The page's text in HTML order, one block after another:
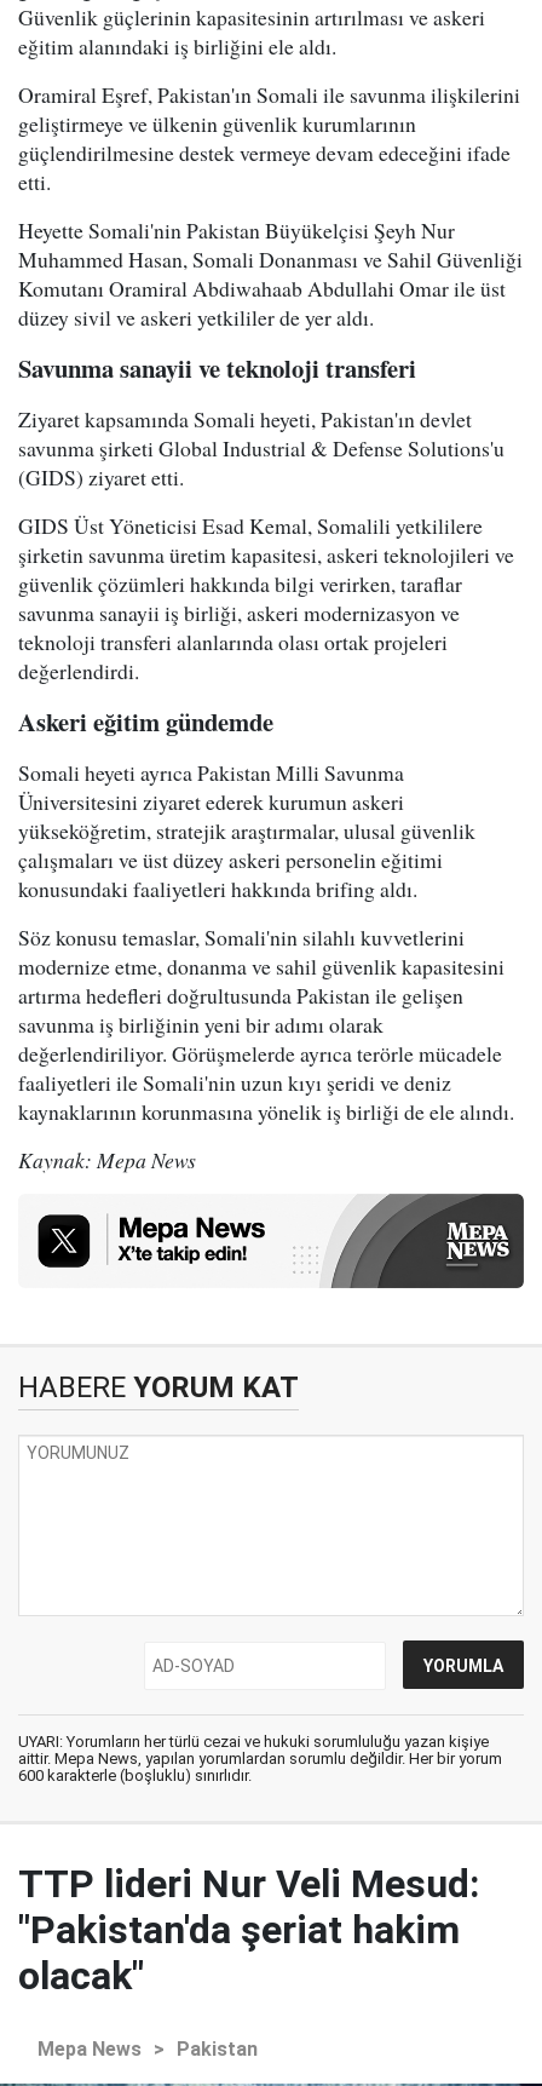
Güvenlik güçlerinin kapasitesinin artırılması ve askeri
eğitim alanındaki iş birliğini ele aldı.
Oramiral Eşref, Pakistan'ın Somali ile savunma ilişkilerini
geliştirmeye ve ülkenin güvenlik kurumlarının
güçlendirilmesine destek vermeye devam edeceğini ifade
etti.
Heyette Somali'nin Pakistan Büyükelçisi Şeyh Nur
Muhammed Hasan, Somali Donanması ve Sahil Güvenliği
Komutanı Oramiral Abdiwahaab Abdullahi Omar ile üst
düzey sivil ve askeri yetkililer de yer aldı.
Savunma sanayii ve teknoloji transferi
Ziyaret kapsamında Somali heyeti, Pakistan'ın devlet
savunma şirketi Global Industrial & Defense Solutions'u
(GIDS) ziyaret etti.
GIDS Üst Yöneticisi Esad Kemal, Somalili yetkililere
şirketin savunma üretim kapasitesi, askeri teknolojileri ve
güvenlik çözümleri hakkında bilgi verirken, taraflar
savunma sanayii iş birliği, askeri modernizasyon ve
teknoloji transferi alanlarında olası ortak projeleri
değerlendirdi.
Askeri eğitim gündemde
Somali heyeti ayrıca Pakistan Milli Savunma
Üniversitesini ziyaret ederek kurumun askeri
yükseköğretim, stratejik araştırmalar, ulusal güvenlik
çalışmaları ve üst düzey askeri personelin eğitimi
konusundaki faaliyetleri hakkında brifing aldı.
Söz konusu temaslar, Somali'nin silahlı kuvvetlerini
modernize etme, donanma ve sahil güvenlik kapasitesini
artırma hedefleri doğrultusunda Pakistan ile gelişen
savunma iş birliğinin yeni bir adımı olarak
değerlendiriliyor. Görüşmelerde ayrıca terörle mücadele
faaliyetleri ile Somali'nin uzun kıyı şeridi ve deniz
kaynaklarının korunmasına yönelik iş birliği de ele alındı.
Kaynak: Mepa News
HABERE YORUM KAT
UYARI: Yorumların her türlü cezai ve hukuki sorumluluğu yazan kişiye
aittir. Mepa News, yapılan yorumlardan sorumlu değildir. Her bir yorum
600 karakterle (boşluklu) sınırlıdır.
TTP lideri Nur Veli Mesud:
"Pakistan'da şeriat hakim
olacak"
Mepa News > Pakistan